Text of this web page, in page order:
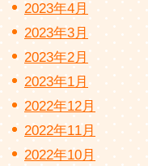
2023年4月
2023年3月
2023年2月
2023年1月
2022年12月
2022年11月
2022年10月